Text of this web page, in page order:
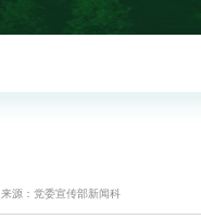
来源：党委宣传部新闻科